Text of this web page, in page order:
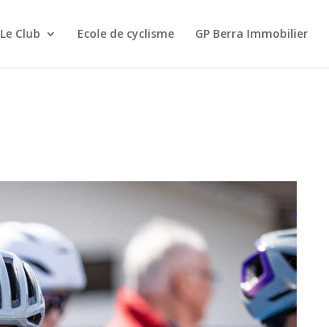
Le Club Ecole de cyclisme GP Berra Immobilier